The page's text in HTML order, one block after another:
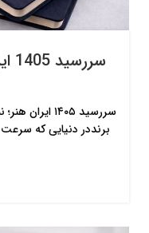
سررسید ۱۴۰۵
برنددر دنیایی که